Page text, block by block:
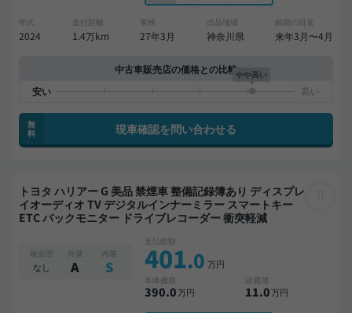
年式
2024
走行距離
1.4万km
車検
27年3月
出品地域
神奈川県
納期の目安
来年3月〜4月
中古車販売店の価格との比較やや高い
無
料
現車確認を問い合わせる
トヨタ ハリアー G 美品 禁煙車 整備記録簿あり ディスプレ
イオーディオ TV デジタルインナーミラー スマートキー
ETC バックモニター ドライブレコーダー 衝突軽減
板金歴
なし
外装
A
内装
S
支払総額
401.0 万円
本体価格
390.0万円
諸費用
11.0万円